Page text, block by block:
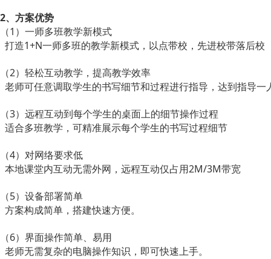
2、方案优势
（1）一师多班教学新模式
打造1+N一师多班的教学新模式，以点带校，先进校带落后校
（2）轻松互动教学，提高教学效率
老师可任意调取学生的书写细节和过程进行指导，达到指导一
（3）远程互动到每个学生的桌面上的细节操作过程
适合多班教学，可精准展示每个学生的书写过程细节
（4）对网络要求低
本地课堂内互动无需外网，远程互动仅占用2M/3M带宽
（5）设备部署简单
方案构成简单，搭建快速方便。
（6）界面操作简单、易用
老师无需复杂的电脑操作知识，即可快速上手。